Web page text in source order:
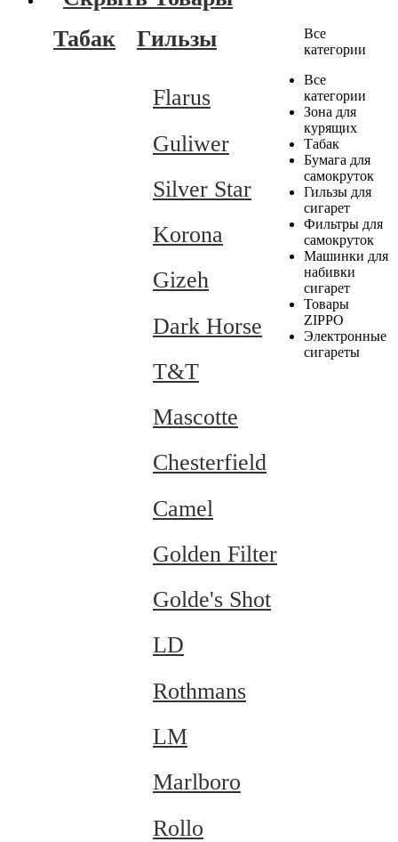
Табак
Гильзы
Flarus
Guliwer
Silver Star
Korona
Gizeh
Dark Horse
T&T
Mascotte
Chesterfield
Camel
Golden Filter
Golde's Shot
LD
Rothmans
LM
Marlboro
Rollo
Все
категории
Все
категории
Зона для
курящих
Табак
Бумага для
самокруток
Гильзы для
сигарет
Фильтры для
самокруток
Машинки для
набивки
сигарет
Товары
ZIPPO
Электронные
сигареты